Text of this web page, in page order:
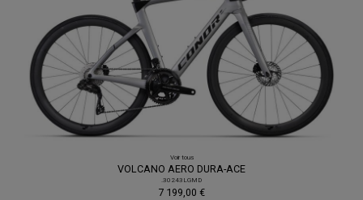
Voir tous
VOLCANO AERO DURA-ACE
.30243LGMD
7 199,00 €